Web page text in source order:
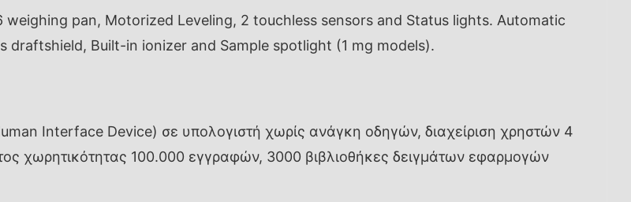
weighing pan, Motorized Leveling, 2 touchless sensors and Status lights. Automatic
Built-in ionizer and Sample spotlight (1 mg models).
Interface Device) σε υπολογιστή χωρίς ανάγκη οδηγών, διαχείριση χρηστών 4
χωρητικότητας 100.000 εγγραφών, 3000 βιβλιοθήκες δειγμάτων εφαρμογών